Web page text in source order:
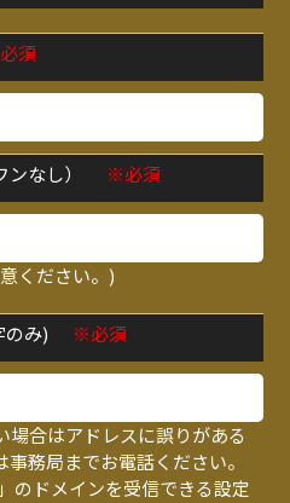
須
なし） ※必須
ください。)
のみ) ※必須
合はアドレスに誤りがある
務局までお電話ください。
ドメインを受信できる設定